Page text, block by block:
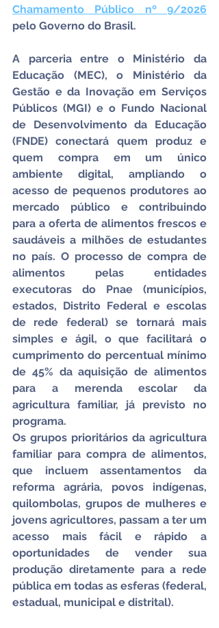
Chamamento Público nº 9/2026
pelo Governo do Brasil.
A parceria entre o Ministério da
Educação (MEC), o Ministério da
Gestão e da Inovação em Serviços
Públicos (MGI) e o Fundo Nacional
de Desenvolvimento da Educação
(FNDE) conectará quem produz e
quem compra em um único
ambiente digital, ampliando o
acesso de pequenos produtores ao
mercado público e contribuindo
para a oferta de alimentos frescos e
saudáveis a milhões de estudantes
no país. O processo de compra de
alimentos pelas entidades
executoras do Pnae (municípios,
estados, Distrito Federal e escolas
de rede federal) se tornará mais
simples e ágil, o que facilitará o
cumprimento do percentual mínimo
de 45% da aquisição de alimentos
para a merenda escolar da
agricultura familiar, já previsto no
programa.
Os grupos prioritários da agricultura
familiar para compra de alimentos,
que incluem assentamentos da
reforma agrária, povos indígenas,
quilombolas, grupos de mulheres e
jovens agricultores, passam a ter um
acesso mais fácil e rápido a
oportunidades de vender sua
produção diretamente para a rede
pública em todas as esferas (federal,
estadual, municipal e distrital).